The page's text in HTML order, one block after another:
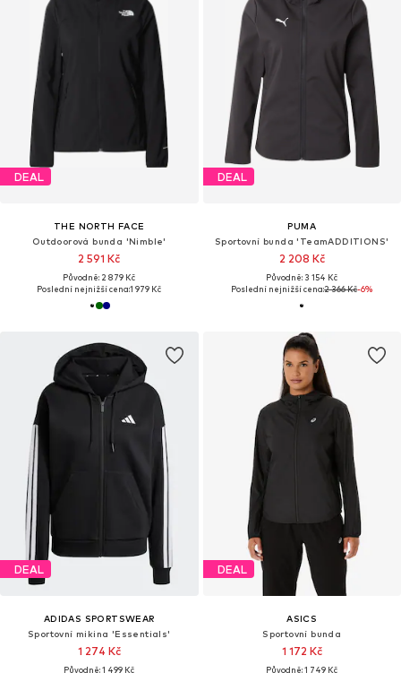
DEAL
THE NORTH FACE
Outdoorová bunda 'Nimble'
2 591 Kč
Původně: 2 879 Kč
Poslední nejnižší cena:1 979 Kč
DEAL
PUMA
Sportovní bunda 'TeamADDITIONS'
2 208 Kč
Původně: 3 154 Kč
Poslední nejnižší cena:2 366 Kč-6%
DEAL
ADIDAS SPORTSWEAR
Sportovní mikina 'Essentials'
1 274 Kč
Původně: 1 499 Kč
DEAL
ASICS
Sportovní bunda
1 172 Kč
Původně: 1 749 Kč